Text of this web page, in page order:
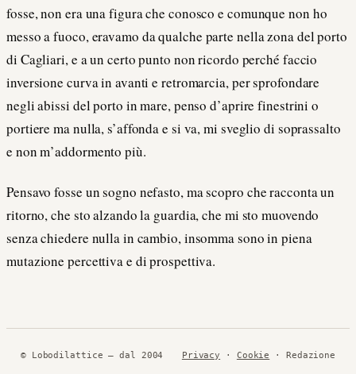
fosse, non era una figura che conosco e comunque non ho
messo a fuoco, eravamo da qualche parte nella zona del porto
di Cagliari, e a un certo punto non ricordo perché faccio
inversione curva in avanti e retromarcia, per sprofondare
negli abissi del porto in mare, penso d’aprire finestrini o
portiere ma nulla, s’affonda e si va, mi sveglio di soprassalto
e non m’addormento più.
Pensavo fosse un sogno nefasto, ma scopro che racconta un
ritorno, che sto alzando la guardia, che mi sto muovendo
senza chiedere nulla in cambio, insomma sono in piena
mutazione percettiva e di prospettiva.
© Lobodilattice — dal 2004 Privacy · Cookie · Redazione